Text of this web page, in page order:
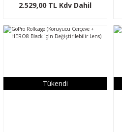
2.529,00 TL Kdv Dahil
Tükendi